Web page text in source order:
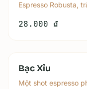
Espresso Robusta,
28.000 ₫
Bạc Xỉu
Một shot espresso